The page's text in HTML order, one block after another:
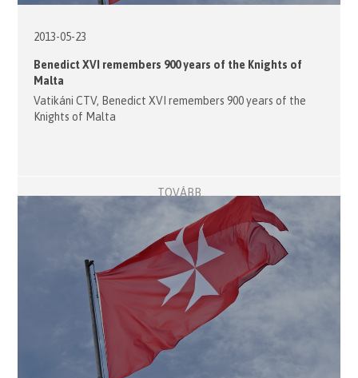
2013-05-23
Benedict XVI remembers 900 years of the Knights of
Malta
Vatikáni CTV, Benedict XVI remembers 900 years of the
Knights of Malta
TOVÁBB